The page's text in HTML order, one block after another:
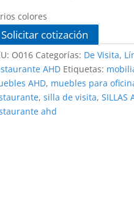
colores
Solicitar cotización
O016 Categorías: De Visita,
AHD Etiquetas:
AHD, muebles para
, silla de visita, SILLAS
ahd